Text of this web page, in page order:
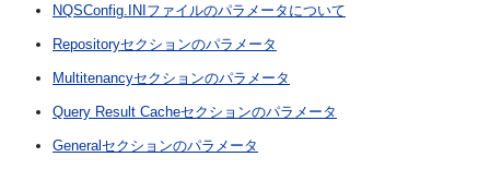
NQSConfig.INIファイルのパラメータについて
Repositoryセクションのパラメータ
Multitenancyセクションのパラメータ
Query Result Cacheセクションのパラメータ
Generalセクションのパラメータ